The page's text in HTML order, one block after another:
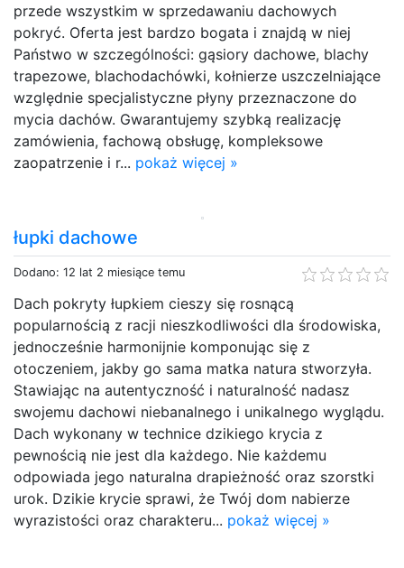
przede wszystkim w sprzedawaniu dachowych
pokryć. Oferta jest bardzo bogata i znajdą w niej
Państwo w szczególności: gąsiory dachowe, blachy
trapezowe, blachodachówki, kołnierze uszczelniające
względnie specjalistyczne płyny przeznaczone do
mycia dachów. Gwarantujemy szybką realizację
zamówienia, fachową obsługę, kompleksowe
zaopatrzenie i r... pokaż więcej »
łupki dachowe
Dodano: 12 lat 2 miesiące temu
Dach pokryty łupkiem cieszy się rosnącą
popularnością z racji nieszkodliwości dla środowiska,
jednocześnie harmonijnie komponując się z
otoczeniem, jakby go sama matka natura stworzyła.
Stawiając na autentyczność i naturalność nadasz
swojemu dachowi niebanalnego i unikalnego wyglądu.
Dach wykonany w technice dzikiego krycia z
pewnością nie jest dla każdego. Nie każdemu
odpowiada jego naturalna drapieżność oraz szorstki
urok. Dzikie krycie sprawi, że Twój dom nabierze
wyrazistości oraz charakteru... pokaż więcej »